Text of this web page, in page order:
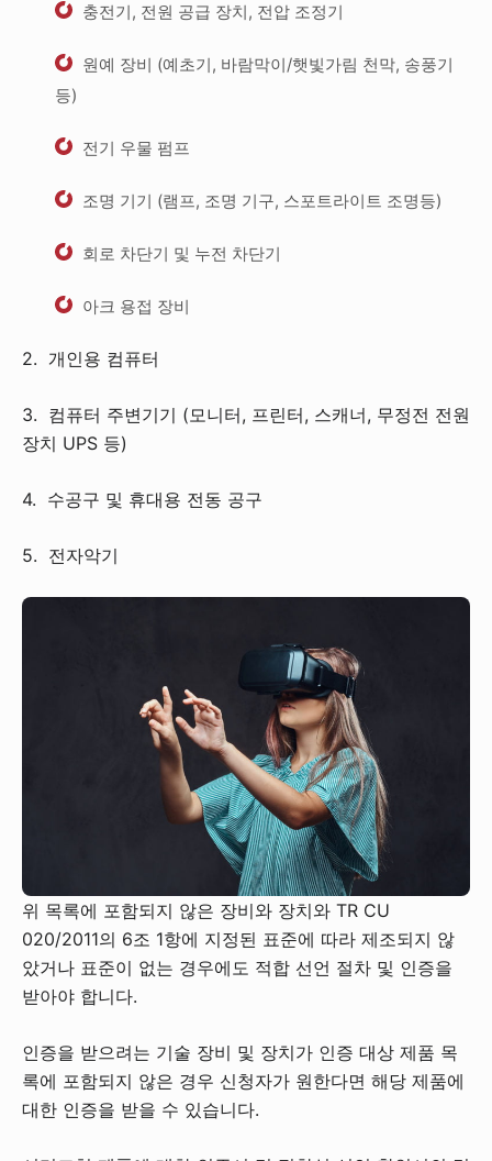
충전기, 전원 공급 장치, 전압 조정기
원예 장비 (예초기, 바람막이/햇빛가림 천막, 송풍기
등)
전기 우물 펌프
조명 기기 (램프, 조명 기구, 스포트라이트 조명등)
회로 차단기 및 누전 차단기
아크 용접 장비
2. 개인용 컴퓨터
3. 컴퓨터 주변기기 (모니터, 프린터, 스캐너, 무정전 전원
장치 UPS 등)
4. 수공구 및 휴대용 전동 공구
5. 전자악기
위 목록에 포함되지 않은 장비와 장치와 TR CU
020/2011의 6조 1항에 지정된 표준에 따라 제조되지 않
았거나 표준이 없는 경우에도 적합 선언 절차 및 인증을
받아야 합니다.
인증을 받으려는 기술 장비 및 장치가 인증 대상 제품 목
록에 포함되지 않은 경우 신청자가 원한다면 해당 제품에
대한 인증을 받을 수 있습니다.